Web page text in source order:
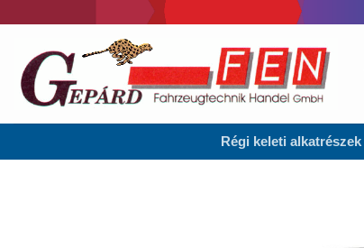
to
Régi keleti alkatrészek